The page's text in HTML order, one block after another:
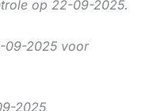
op 22-09-2025.
09-2025 voor
2025